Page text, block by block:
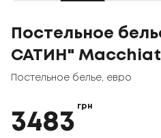
Постельное
САТИН"
Постельное белье евро
3483
грн